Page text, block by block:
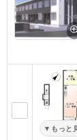
もっと